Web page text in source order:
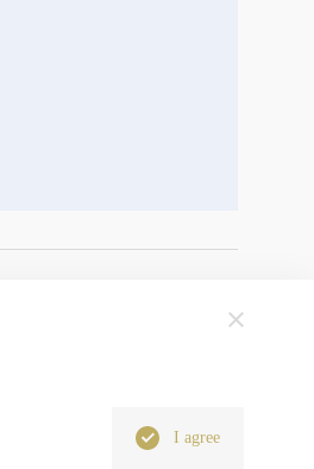
I agree